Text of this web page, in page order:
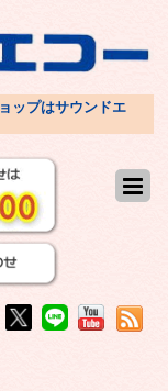
ップはサウンドエ